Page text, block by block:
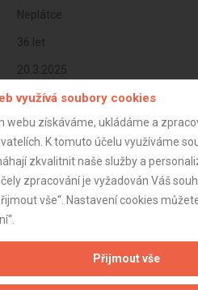
Neplátce
36 let
20.3.2025
využívá soubory cookies
webu získáváme, ukládáme a
K tomuto účelu využíváme
zkvalitnit naše služby a
zpracování je vyžadován Váš
vše“. Nastavení cookies
Přijmout vše